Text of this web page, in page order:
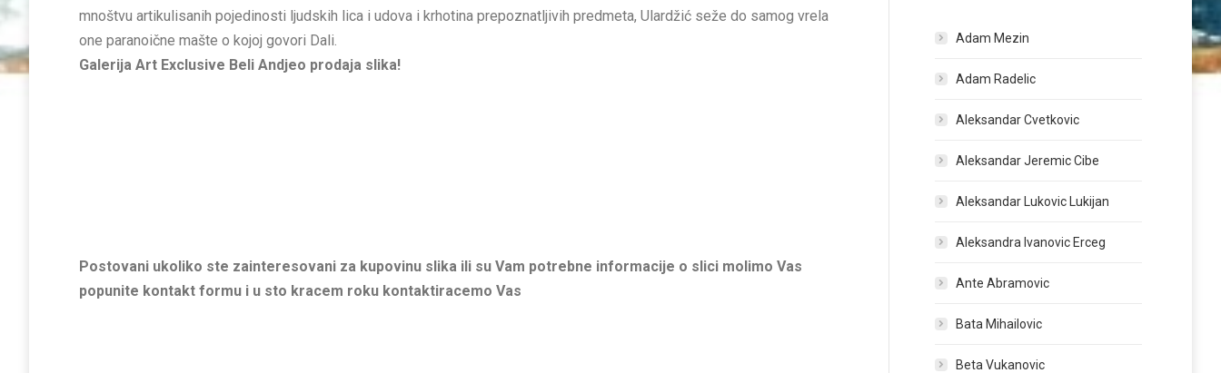
mnoštvu artikulisanih pojedinosti ljudskih lica i udova i krhotina prepoznatljivih predmeta, Ulardžić seže do samog vrela
one paranoične mašte o kojoj govori Dali.
Galerija Art Exclusive Beli Andjeo prodaja slika!
Postovani ukoliko ste zainteresovani za kupovinu slika ili su Vam potrebne informacije o slici molimo Vas
popunite kontakt formu i u sto kracem roku kontaktiracemo Vas
Adam Mezin
Adam Radelic
Aleksandar Cvetkovic
Aleksandar Jeremic Cibe
Aleksandar Lukovic Lukijan
Aleksandra Ivanovic Erceg
Ante Abramovic
Bata Mihailovic
Beta Vukanovic